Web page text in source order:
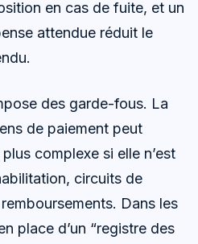
en cas de fuite, et un
attendue réduit le
des garde-fous. La
de paiement peut
complexe si elle n’est
circuits de
Dans les
place d’un “registre des